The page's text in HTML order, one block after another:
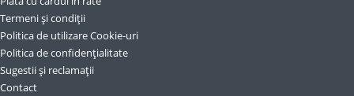
Termeni și condiții
Politica de utilizare Cookie-uri
Politica de confidențialitate
Sugestii și reclamații
Contact